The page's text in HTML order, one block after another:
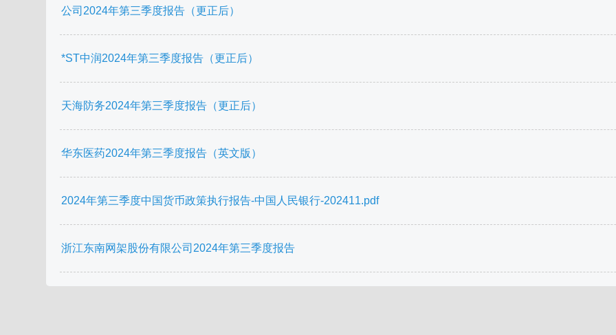
公司2024年第三季度报告（更正后）
*ST中润2024年第三季度报告（更正后）
天海防务2024年第三季度报告（更正后）
华东医药2024年第三季度报告（英文版）
2024年第三季度中国货币政策执行报告-中国人民银行-202411.pdf
浙江东南网架股份有限公司2024年第三季度报告